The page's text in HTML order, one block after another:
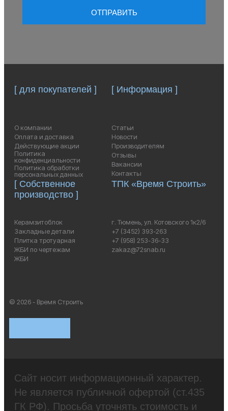
ОТПРАВИТЬ
[ для покупателей ]
О компании
Оплата и доставка
Действующие акции
Политика
конфиденциальности
Политика обработки
персональных данных
[ Собственное
производство ]
Керамзитоблок
Закладные детали
Плитка тротуарная
ЖБИ по чертежам
ЖБИ
[ Информация ]
Статьи
Новости
Производителям
Отзывы
Вакансии
Контакты
ТПК «Время Строить»
г. Тюмень, ул. Котовского 1к2/6
+7 (3452) 393-263
+7 (958) 253-36-33
zakaz@72snab.ru
© 2026 - Время Строить
Сайт носит информационный характер.
Не является публичной офертой (ст.435
ГК РФ). Просьба уточнять стоимость и